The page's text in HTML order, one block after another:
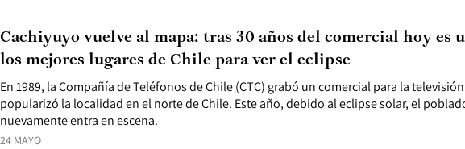
24 MAYO
En 1989, la Compañía de Teléfonos de Chile (CTC) grabó un comercial para la
popularizó la localidad en el norte de Chile. Este año, debido al eclipse solar, el
nuevamente entra en escena.
Cachiyuyo vuelve al mapa: tras 30 años del comercial hoy es
los mejores lugares de Chile para ver el eclipse